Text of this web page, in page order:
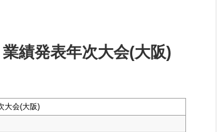
績発表年次大会(大阪)
大会(大阪)